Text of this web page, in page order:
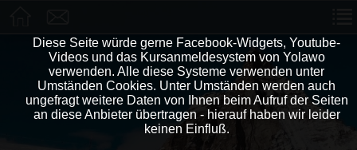
Diese Seite würde gerne Facebook-Widgets, Youtube-
Videos und das Kursanmeldesystem von Yolawo
verwenden. Alle diese Systeme verwenden unter
Umständen Cookies. Unter Umständen werden auch
ungefragt weitere Daten von Ihnen beim Aufruf der Seiten
an diese Anbieter übertragen - hierauf haben wir leider
keinen Einfluß.